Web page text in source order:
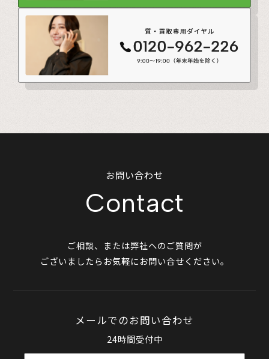
お問い合わせ
Contact
ご相談、または弊社へのご質問が
ございましたらお気軽にお問い合せください。
メールでのお問い合わせ
24時間受付中